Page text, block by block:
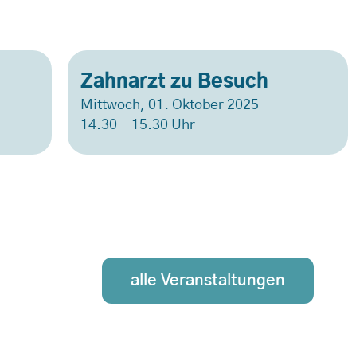
Zahnarzt zu Besuch
Mittwoch, 01. Oktober 2025
14.30 - 15.30 Uhr
alle Veranstaltungen